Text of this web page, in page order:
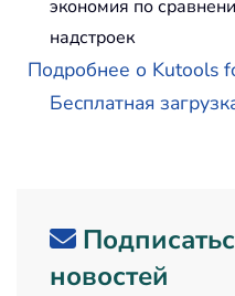
экономия по
надстроек
Подробнее о Kutools
Бесплатная
новостей